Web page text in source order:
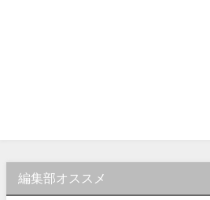
編集部オススメ